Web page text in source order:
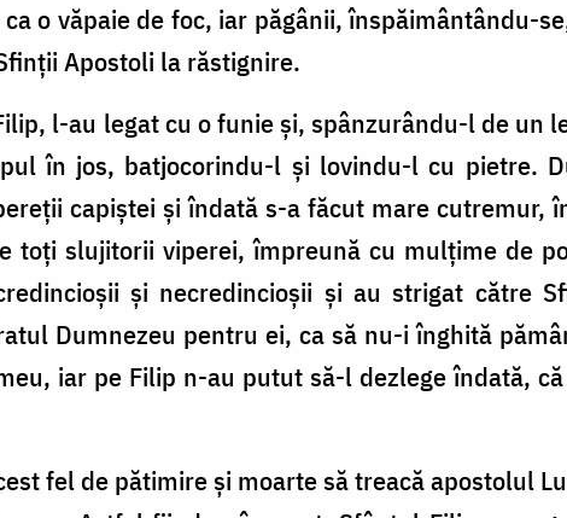
o văpaie de foc, iar păgânii, înspăimântându-
Apostoli la răstignire.
l-au legat cu o funie și, spânzurându-l de un
în jos, batjocorindu-l și lovindu-l cu pietre.
capiștei și îndată s-a făcut mare cutremur,
toți slujitorii viperei, împreună cu mulțime de
și necredincioșii și au strigat către
Dumnezeu pentru ei, ca să nu-i înghită
iar pe Filip n-au putut să-l dezlege îndată,
fel de pătimire și moarte să treacă apostolul